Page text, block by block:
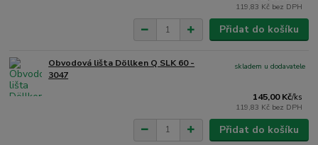
119,83 Kč bez DPH
Přidat do košíku
Obvodová lišta Döllken Q SLK 60 -
3047
145,00 Kč/ks
119,83 Kč bez DPH
skladem u dodavatele
Přidat do košíku